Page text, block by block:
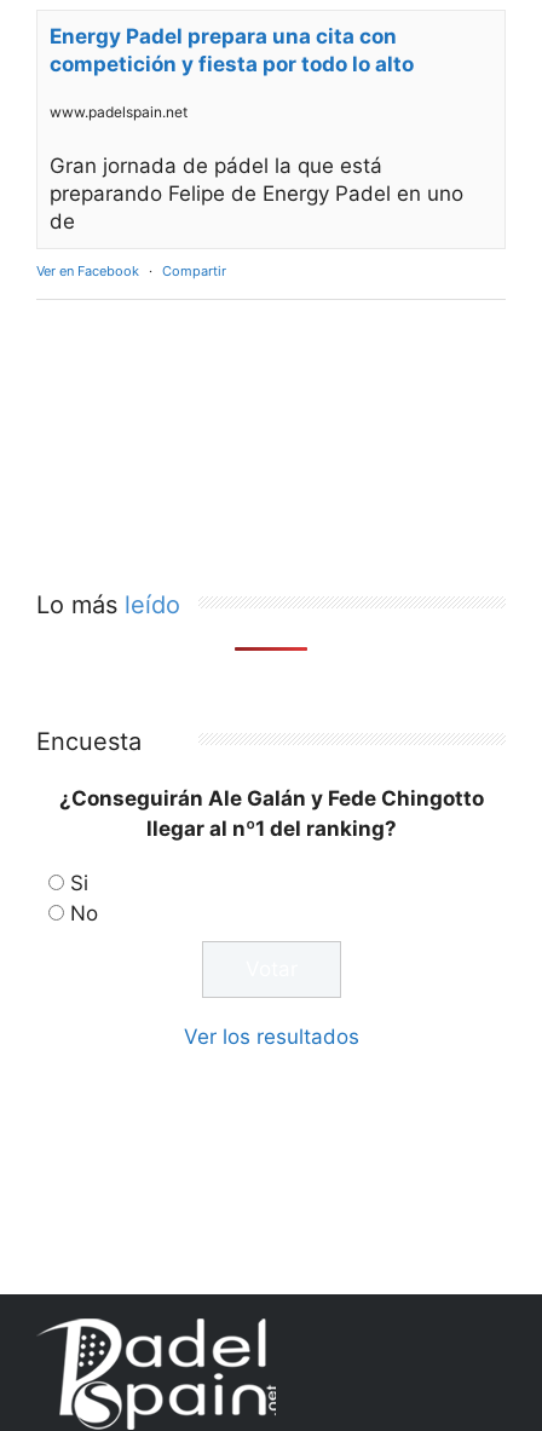
Energy Padel prepara una cita con
competición y fiesta por todo lo alto
www.padelspain.net
Gran jornada de pádel la que está
preparando Felipe de Energy Padel en uno
de
Ver en Facebook · Compartir
Lo más leído
Encuesta
¿Conseguirán Ale Galán y Fede Chingotto
llegar al nº1 del ranking?
Si
No
Ver los resultados